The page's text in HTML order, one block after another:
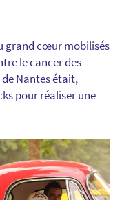
grand cœur mobilisés
le cancer des
de Nantes était,
pour réaliser une